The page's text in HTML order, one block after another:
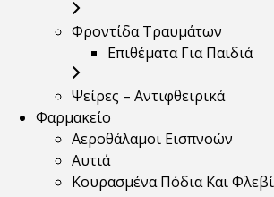
Φροντίδα Τραυμάτων
Επιθέματα Για Παιδιά
Ψείρες – Αντιφθειρικά
Φαρμακείο
Αεροθάλαμοι Εισπνοών
Αυτιά
Κουρασμένα Πόδια Και